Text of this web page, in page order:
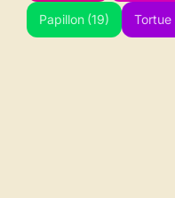
Papillon (19) Tortue